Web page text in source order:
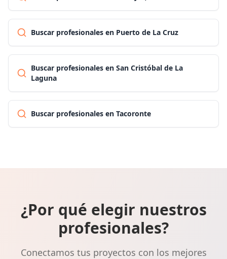
Buscar profesionales en Puerto de La Cruz
Buscar profesionales en San Cristóbal de La
Laguna
Buscar profesionales en Tacoronte
¿Por qué elegir nuestros
profesionales?
Conectamos tus proyectos con los mejores